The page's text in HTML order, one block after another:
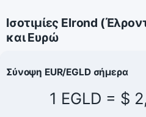
Ισοτιμίες Elrond
και Ευρώ
Σύνοψη EUR/EGLD σήμερα
1 EGLD = $